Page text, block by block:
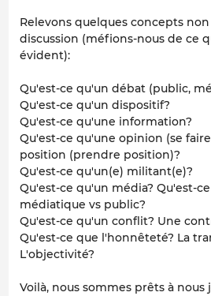
Relevons quelques concepts
discussion (méfions-nous de ce
évident):
Qu'est-ce qu'un débat (public,
Qu'est-ce qu'un dispositif?
Qu'est-ce qu'une information?
Qu'est-ce qu'une opinion (se
position (prendre position)?
Qu'est-ce qu'un(e) militant(e)?
Qu'est-ce qu'un média? Qu'est-
médiatique vs public?
Qu'est-ce qu'un conflit? Une
Qu'est-ce que l'honnêteté? La
L'objectivité?
Voilà, nous sommes prêts à nous